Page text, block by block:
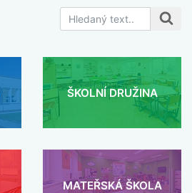
ŠKOLNÍ DRUŽINA
MATEŘSKÁ ŠKOLA